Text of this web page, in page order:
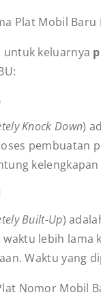
Plat Mobil Baru
keluarnya
Knock Down)
pembuatan
Built-Up)
lebih
Waktu yang
Nomor Mobil